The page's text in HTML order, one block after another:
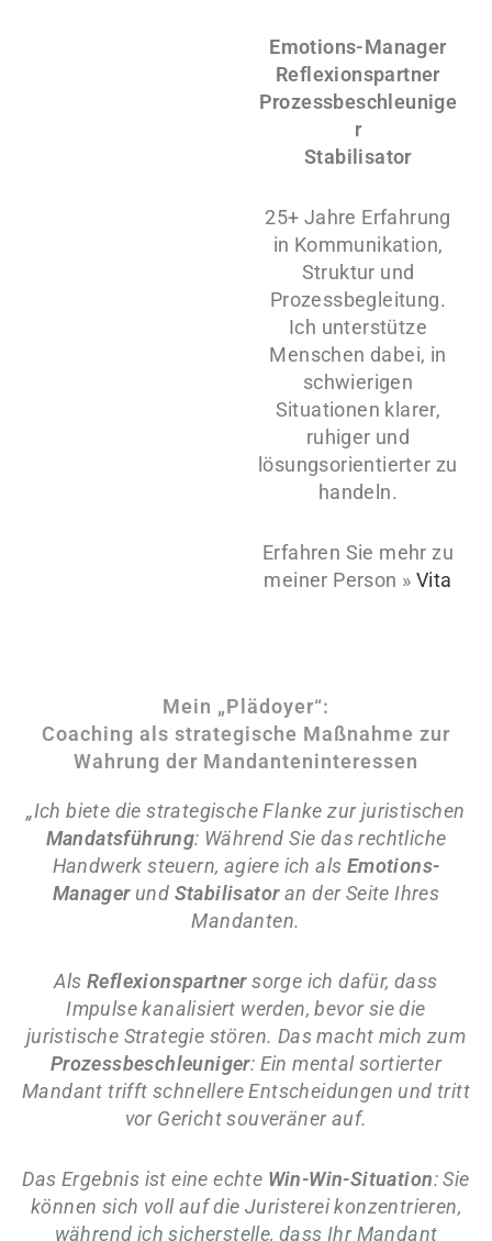
Emotions-Manager
Reflexionspartner
Prozessbeschleunige
r
Stabilisator
25+ Jahre Erfahrung
in Kommunikation,
Struktur und
Prozessbegleitung.
Ich unterstütze
Menschen dabei, in
schwierigen
Situationen klarer,
ruhiger und
lösungsorientierter zu
handeln.
Erfahren Sie mehr zu
meiner Person » Vita
Mein „Plädoyer“:
Coaching als strategische Maßnahme zur
Wahrung der Mandanteninteressen
„Ich biete die strategische Flanke zur juristischen
Mandatsführung: Während Sie das rechtliche
Handwerk steuern, agiere ich als Emotions-
Managerund Stabilisatoran der Seite Ihres
Mandanten.
Als Reflexionspartnersorge ich dafür, dass
Impulse kanalisiert werden, bevor sie die
juristische Strategie stören. Das macht mich zum
Prozessbeschleuniger: Ein mental sortierter
Mandant trifft schnellere Entscheidungen und tritt
vor Gericht souveräner auf.
Das Ergebnis ist eine echte Win-Win-Situation: Sie
können sich voll auf die Juristerei konzentrieren,
während ich sicherstelle, dass Ihr Mandant